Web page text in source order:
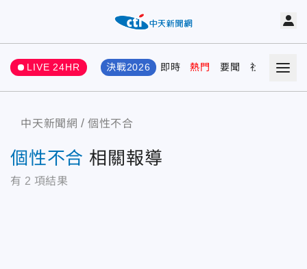
LIVE 24HR 決戰2026 即時 熱門 要聞 社會 娛樂
中天新聞網 個性不合
個性不合 相關報導
有 2 項結果